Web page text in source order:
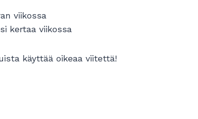
viikossa
kertaa viikossa
käyttää oikeaa viitettä!